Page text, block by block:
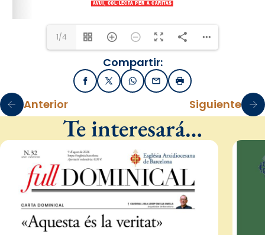
1/4
Compartir:
FacebookX / TwitterWhatsApp
EmailImprimir
Anterior Siguiente
Te interesará…